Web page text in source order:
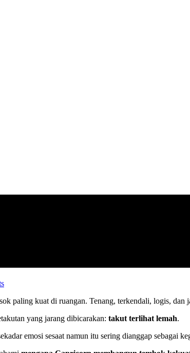
paling kuat di ruangan. Tenang, terkendali, logis, dan
yang jarang dibicarakan: takut terlihat lemah.
emosi sesaat namun itu sering dianggap sebagai